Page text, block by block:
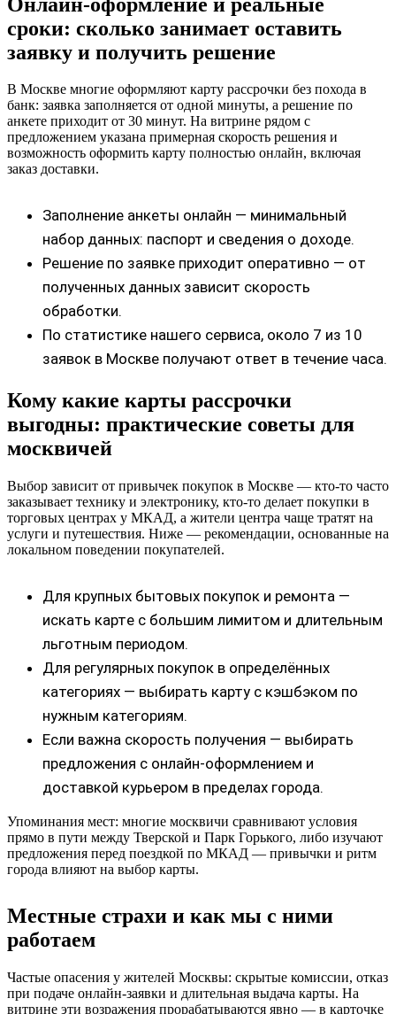
сроки: сколько занимает оставить
заявку и получить решение
В Москве многие оформляют карту рассрочки без похода в
банк: заявка заполняется от одной минуты, а решение по
анкете приходит от 30 минут. На витрине рядом с
предложением указана примерная скорость решения и
возможность оформить карту полностью онлайн, включая
заказ доставки.
Заполнение анкеты онлайн — минимальный
набор данных: паспорт и сведения о доходе.
Решение по заявке приходит оперативно — от
полученных данных зависит скорость
обработки.
По статистике нашего сервиса, около 7 из 10
заявок в Москве получают ответ в течение часа.
Кому какие карты рассрочки
выгодны: практические советы для
москвичей
Выбор зависит от привычек покупок в Москве — кто-то часто
заказывает технику и электронику, кто-то делает покупки в
торговых центрах у МКАД, а жители центра чаще тратят на
услуги и путешествия. Ниже — рекомендации, основанные на
локальном поведении покупателей.
Для крупных бытовых покупок и ремонта —
искать картe с большим лимитом и длительным
льготным периодом.
Для регулярных покупок в определённых
категориях — выбирать карту с кэшбэком по
нужным категориям.
Если важна скорость получения — выбирать
предложения с онлайн-оформлением и
доставкой курьером в пределах города.
Упоминания мест: многие москвичи сравнивают условия
прямо в пути между Тверской и Парк Горького, либо изучают
предложения перед поездкой по МКАД — привычки и ритм
города влияют на выбор карты.
Местные страхи и как мы с ними
работаем
Частые опасения у жителей Москвы: скрытые комиссии, отказ
при подаче онлайн-заявки и длительная выдача карты. На
витрине эти возражения прорабатываются явно — в карточке